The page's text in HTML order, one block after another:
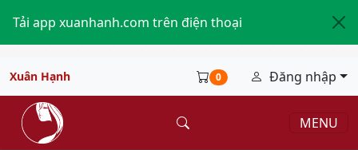
Tải app xuanhanh.com trên điện thoại
Xuân Hạnh 0 Đăng nhập
MENU